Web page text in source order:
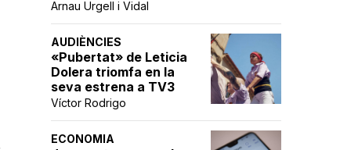
Arnau Urgell i Vidal
AUDIÈNCIES
«Pubertat» de Leticia
Dolera triomfa en la
seva estrena a TV3
Víctor Rodrigo
ECONOMIA